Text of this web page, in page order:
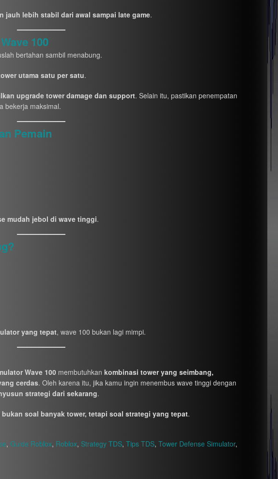
jauh lebih stabil dari awal sampai late game.
100
bertahan sambil menabung.
utama satu per satu.
upgrade tower damage dan support. Selain itu, pastikan penempatan
bekerja maksimal.
Pemain
mudah jebol di wave tinggi.
yang tepat, wave 100 bukan lagi mimpi.
Wave 100membutuhkan kombinasi tower yang seimbang,
cerdas. Oleh karena itu, jika kamu ingin menembus wave tinggi dengan
strategi dari sekarang.
soal banyak tower, tetapi soal strategi yang tepat.
, Guide Roblox, Roblox, Strategy TDS, Tips TDS, Tower Defense Simulator,